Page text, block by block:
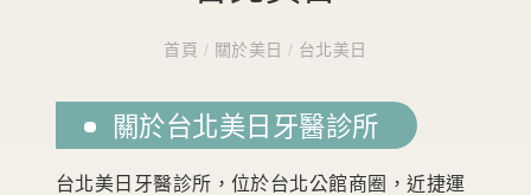
首頁 / 關於美日 / 台北美日
關於台北美日牙醫診所
台北美日牙醫診所，位於台北公館商圈，近捷運